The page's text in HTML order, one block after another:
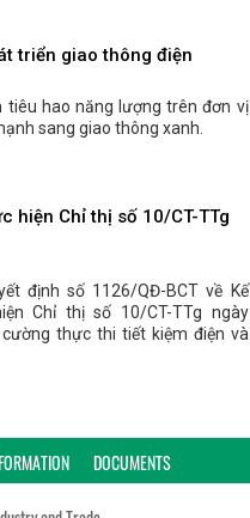
triển giao thông điện
tiêu hao năng lượng trên đơn vị
sang giao thông xanh.
hiện Chỉ thị số 10/CT-TTg
định số 1126/QĐ-BCT về Kế
Chỉ thị số 10/CT-TTg ngày
thực thi tiết kiệm điện và
DOCUMENTS